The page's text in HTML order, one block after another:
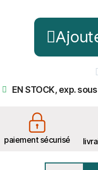
EN STOCK, exp.
paiement sécurisé